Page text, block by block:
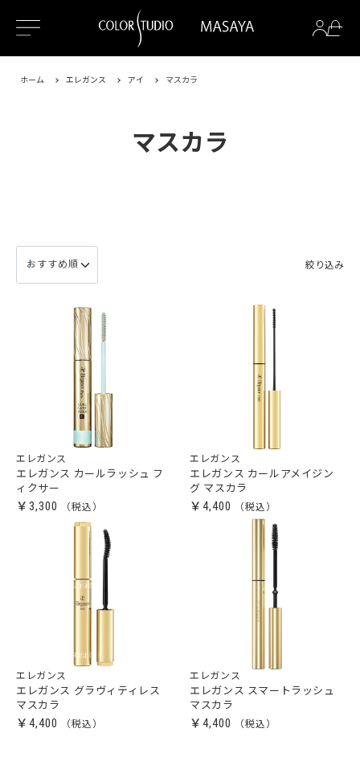
ホーム エレガンス アイ マスカラ
マスカラ
絞り込み
エレガンス
エレガンス カールラッシュ フ
ィクサー
￥3,300
エレガンス
エレガンス カールアメイジン
グ マスカラ
￥4,400
エレガンス
エレガンス グラヴィティレス
マスカラ
￥4,400
エレガンス
エレガンス スマートラッシュ
マスカラ
￥4,400